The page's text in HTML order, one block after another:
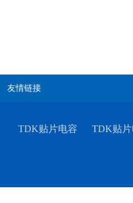
友情链接
TDK贴片电容 TDK贴